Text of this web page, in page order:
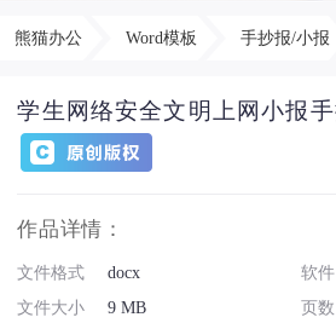
熊猫办公 Word模板 手抄报/小报
作品详情：
文件格式 docx 软件
文件大小
9 MB 页数